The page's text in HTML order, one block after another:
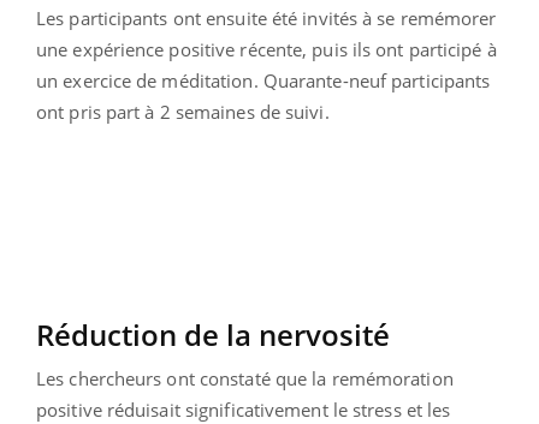
Les participants ont ensuite été invités à se remémorer
une expérience positive récente, puis ils ont participé à
un exercice de méditation. Quarante-neuf participants
ont pris part à 2 semaines de suivi.
Réduction de la nervosité
Les chercheurs ont constaté que la remémoration
positive réduisait significativement le stress et les